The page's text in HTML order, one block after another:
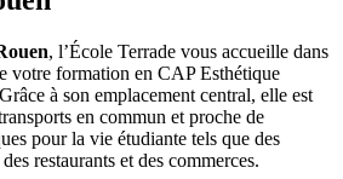
, l’École Terrade vous accueille dans
votre formation en CAP Esthétique
à son emplacement central, elle est
en commun et proche de
pour la vie étudiante tels que des
restaurants et des commerces.